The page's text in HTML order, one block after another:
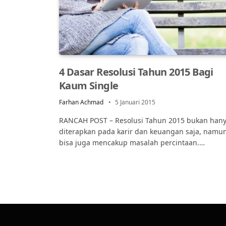
4 Dasar Resolusi Tahun 2015 Bagi
Kaum Single
Farhan Achmad 5 Januari 2015
RANCAH POST – Resolusi Tahun 2015 bukan
diterapkan pada karir dan keuangan saja,
bisa juga mencakup masalah percintaan.…